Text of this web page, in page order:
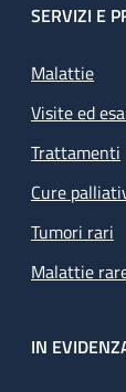
SERVIZI E
Malattie
Visite ed
Trattamenti
Cure
Tumori rari
Malattie
IN